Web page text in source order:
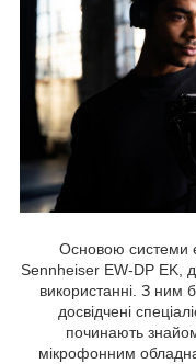
Основою системи
Sennheiser EW-DP EK,
використанні. З ним
досвідчені
починають
мікрофонним